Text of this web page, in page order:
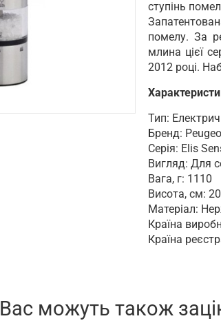
ступінь
помелу. За
млина цієї
2012 році.
Тип:
Бренд:
Серія: Elis
Вигляд: Для
Вага, г: 1110
Висота, см: 20
Матеріал:
Країна
Країна
Вас можуть також